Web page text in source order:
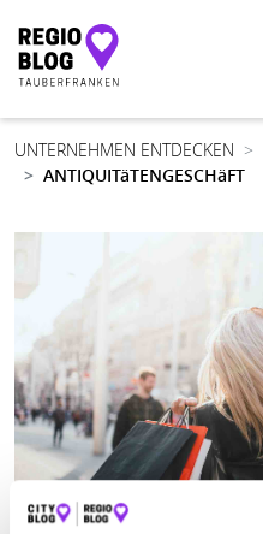
Hauptnavigation
UNTERNEHMEN ENTDECKEN
ANTIQUITäTENGESCHäFT